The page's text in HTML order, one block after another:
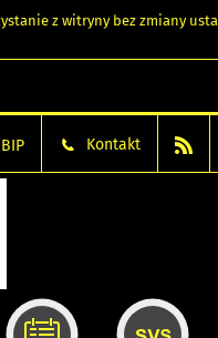
z witryny bez zmiany
BIP Kontakt